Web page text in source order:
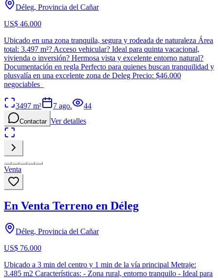
Déleg, Provincia del Cañar
US$ 46.000
Ubicado en una zona tranquila, segura y rodeada de naturaleza Área
total: 3.497 m²? Acceso vehicular? Ideal para quinta vacacional,
vivienda o inversión? Hermosa vista y excelente entorno natural?
Documentación en regla Perfecto para quienes buscan tranquilidad y
plusvalía en una excelente zona de Deleg Precio: $46.000
negociables
3497 m² 7 ago. 44
Contactar Ver detalles
Venta
En Venta Terreno en Déleg
Déleg, Provincia del Cañar
US$ 76.000
Ubicado a 3 min del centro y 1 min de la vía principal Metraje:
3.485 m2 Características: - Zona rural, entorno tranquilo - Ideal para